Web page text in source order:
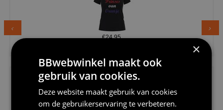
€24,95
×
BBwebwinkel maakt ook
gebruik van cookies.
Deze website maakt gebruik van cookies
om de gebruikerservaring te verbeteren.